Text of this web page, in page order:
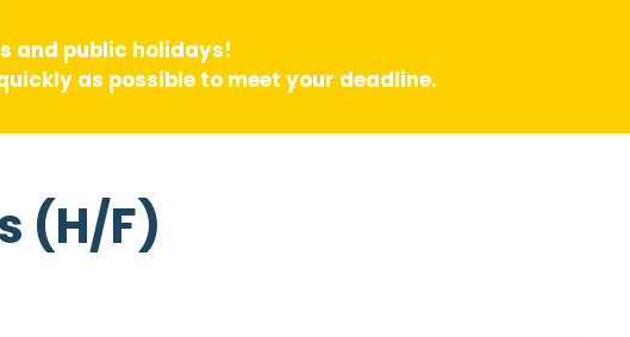
and public holidays!
as possible to meet your deadline.
(H/F)